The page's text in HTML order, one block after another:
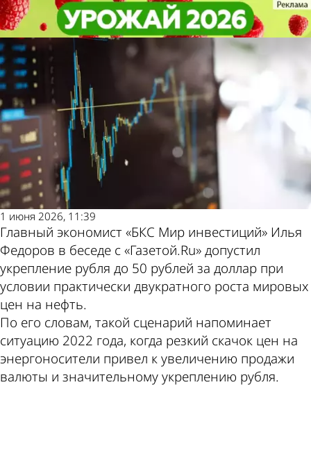
Названо условие для падения
доллара до 50 рублей
В стране и
мире
1 июня 2026, 11:39
Главный экономист «БКС Мир инвестиций» Илья
Федоров в беседе с «Газетой.Ru» допустил
укрепление рубля до 50 рублей за доллар при
условии практически двукратного роста мировых
цен на нефть.
По его словам, такой сценарий напоминает
ситуацию 2022 года, когда резкий скачок цен на
энергоносители привел к увеличению продажи
валюты и значительному укреплению рубля.
Названо условие для падения
доллара до 50 рублей
В стране и
мире
Другие новости по
теме
Погода и курсы
валют в Пензе